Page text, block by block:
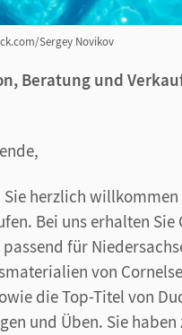
Sergey Novikov
Beratung und
herzlich willkommen
Bei uns erhalten Sie
für
von
die Top-Titel von
und Üben. Sie